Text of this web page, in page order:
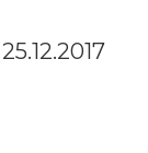
25.12.2017